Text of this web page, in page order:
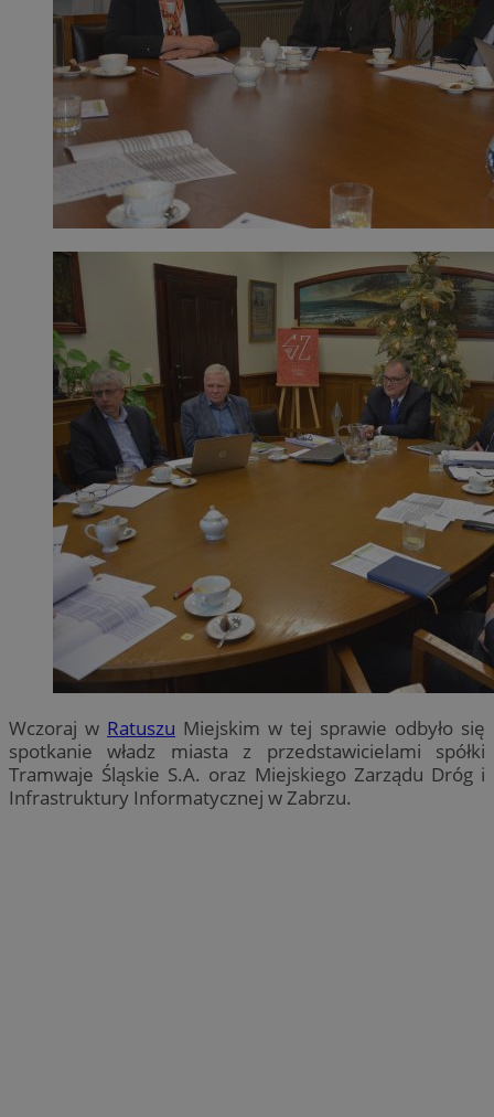
Wczoraj w Ratuszu Miejskim w tej sprawie odbyło się
spotkanie władz miasta z przedstawicielami spółki
Tramwaje Śląskie S.A. oraz Miejskiego Zarządu Dróg i
Infrastruktury Informatycznej w Zabrzu.